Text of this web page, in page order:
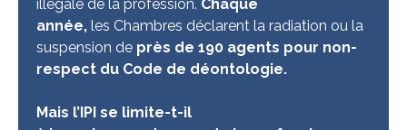
illégale de la profession. Chaque
année, les Chambres déclarent la radiation ou la
suspension de près de 190 agents pour non-
respect du Code de déontologie.
Mais l’IPI se limite-t-il